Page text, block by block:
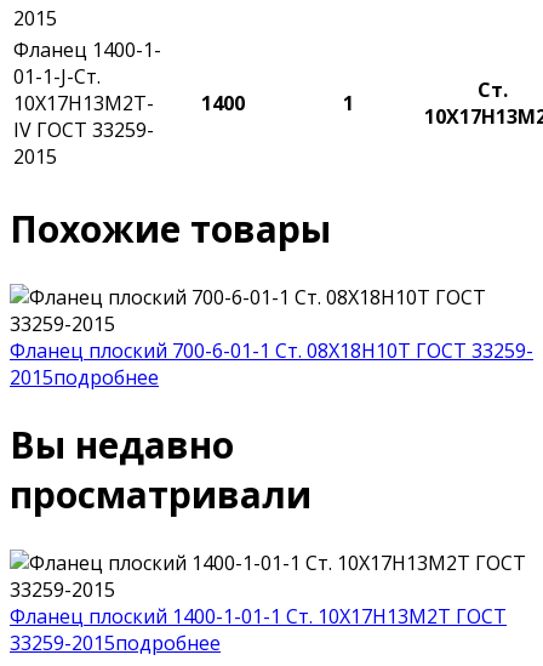
2015
Фланец 1400-1-
01-1-J-Ст.
10Х17Н13М2Т-
IV ГОСТ 33259-
2015
1400 1
Ст.
Похожие товары
Фланец плоский 700-6-01-1 Ст. 08Х18Н10Т ГОСТ 33259-
2015подробнее
Вы недавно
просматривали
Фланец плоский 1400-1-01-1 Ст. 10Х17Н13М2Т ГОСТ
33259-2015подробнее